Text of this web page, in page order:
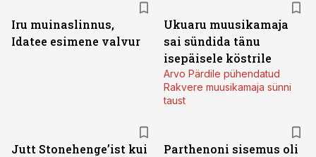
Iru muinaslinnus,
Idatee esimene valvur
Ukuaru muusikamaja
sai sündida tänu
isepäisele köstrile
Arvo Pärdile pühendatud
Rakvere muusikamaja sünni
taust
Jutt Stonehenge’ist kui
Parthenoni sisemus oli